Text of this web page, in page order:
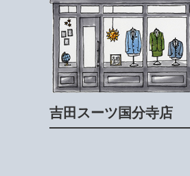
吉田スーツ国分寺店